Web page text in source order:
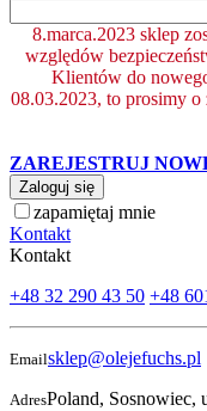
8.marca.2023 sklep
względów
Klientów do
08.03.2023, to prosimy o
ZAREJESTRUJ
Zaloguj się
zapamiętaj mnie
Kontakt
Kontakt
+48 32 290 43 50 +48
Emailsklep@olejefuchs.pl
AdresPoland, Sosnowiec,